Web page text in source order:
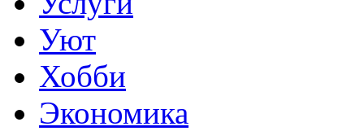
Уют
Хобби
Экономика